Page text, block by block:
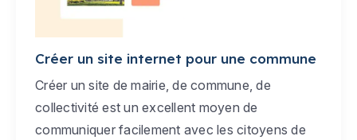
Créer un site internet pour une commune
Créer un site de mairie, de commune, de
collectivité est un excellent moyen de
communiquer facilement avec les citoyens de